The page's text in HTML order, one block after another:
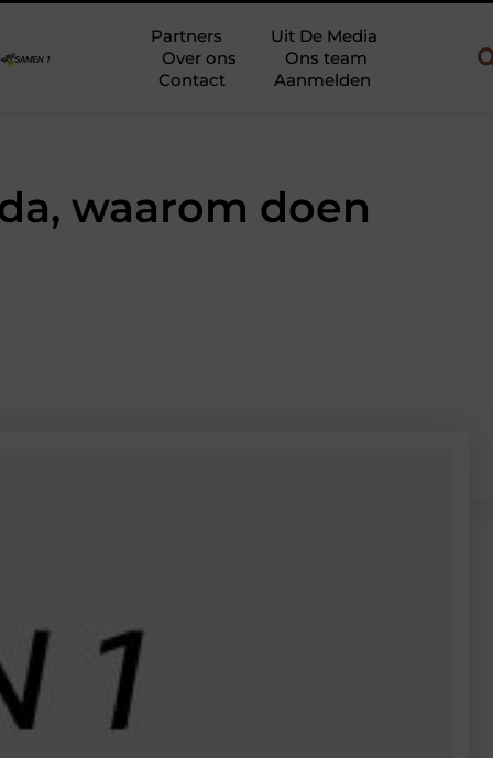
Partners
Uit De Media
Over ons
Ons team
Contact
Aanmelden
waarom doen